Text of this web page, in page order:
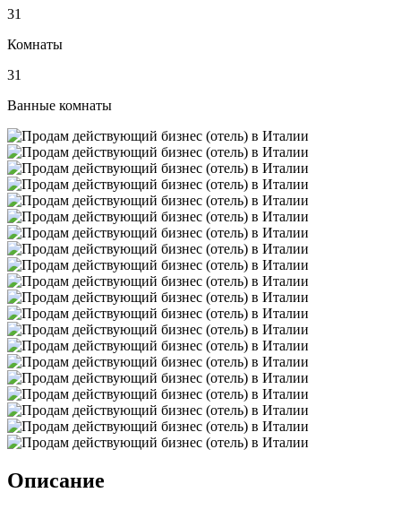
31
Комнаты
31
Ванные комнаты
Описание